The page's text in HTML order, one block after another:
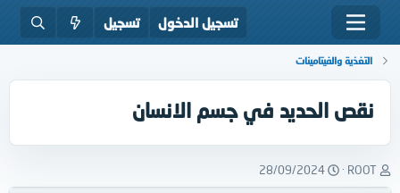
تسجيل الدخول تسجيل
التغذية والفيتامينات
نقص الحديد في جسم الانسان
ب
ا
ROOT
ت
ا
28/09/2024